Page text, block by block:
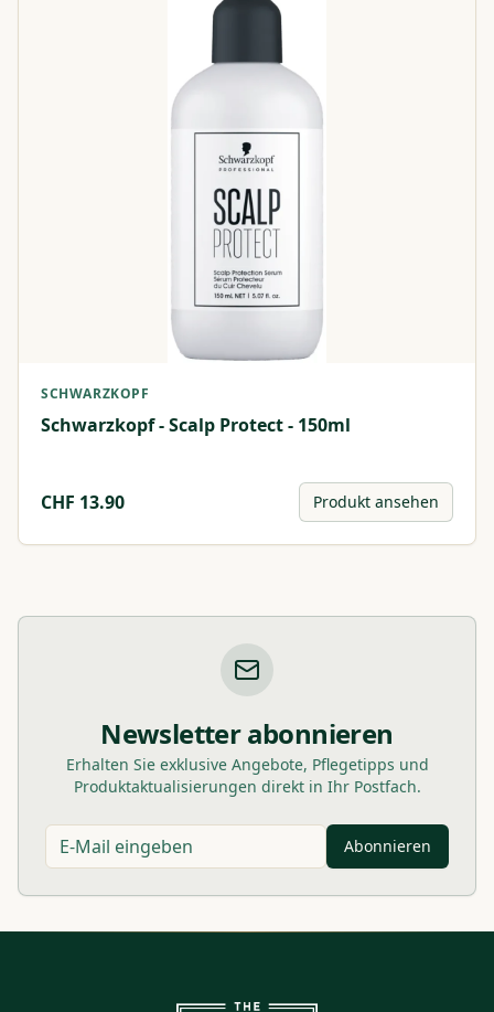
SCHWARZKOPF
Schwarzkopf - Scalp Protect - 150ml
CHF 13.90 Produkt ansehen
Newsletter abonnieren
Erhalten Sie exklusive Angebote, Pflegetipps und
Produktaktualisierungen direkt in Ihr Postfach.
Abonnieren